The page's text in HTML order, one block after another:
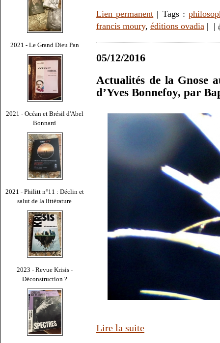
2021 - Le Grand Dieu Pan
2021 - Océan et Brésil d'Abel
Bonnard
2021 - Philitt n°11 : Déclin et
salut de la littérature
2023 - Revue Krisis -
Déconstruction ?
Lien permanent | Tags :
francis moury, éditions ovadia | |
05/12/2016
Actualités de la Gnose
d’Yves Bonnefoy, par
Lire la suite